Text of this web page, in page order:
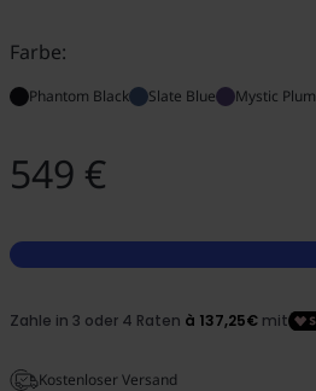
Kostenloser Versand
Farbe:
Phantom Black Slate Blue Mystic Plum
549 €